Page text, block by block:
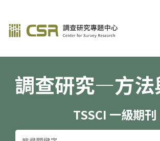
調查研究—方法與應
調查研究—方法
TSSCI 一級期刊